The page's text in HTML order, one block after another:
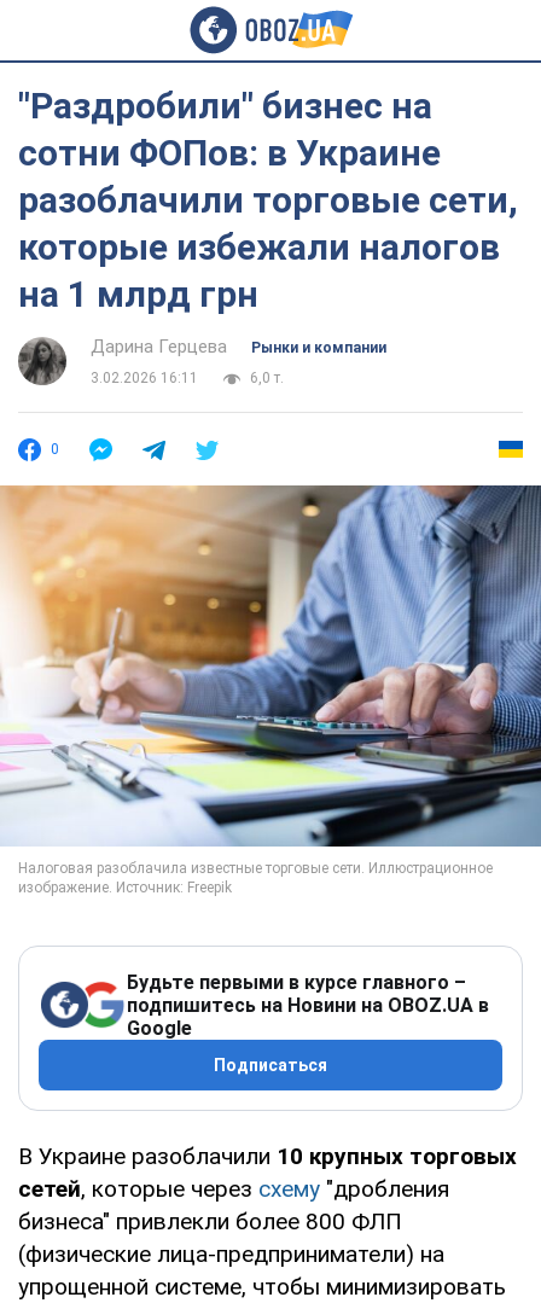
"Раздробили" бизнес на
сотни ФОПов: в Украине
разоблачили торговые сети,
которые избежали налогов
на 1 млрд грн
Дарина Герцева
Рынки и компании
3.02.2026 16:11
6,0 т.
0
Будьте первыми в курсе главного –
подпишитесь на Новини на OBOZ.UA в
Google
Подписаться
В Украине разоблачили 10 крупных торговых
сетей, которые через схему "дробления
бизнеса" привлекли более 800 ФЛП
(физические лица-предприниматели) на
упрощенной системе, чтобы минимизировать